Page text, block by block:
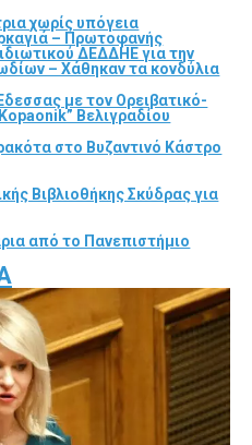
χωρίς υπόγεια
– Πρωτοφανής
ΔΕΔΔΗΕ για την
– Χάθηκαν τα κονδύλια
με τον Ορειβατικό-
Βελιγραδίου
στο Βυζαντινό Κάστρο
Βιβλιοθήκης Σκύδρας για
από το Πανεπιστήμιο